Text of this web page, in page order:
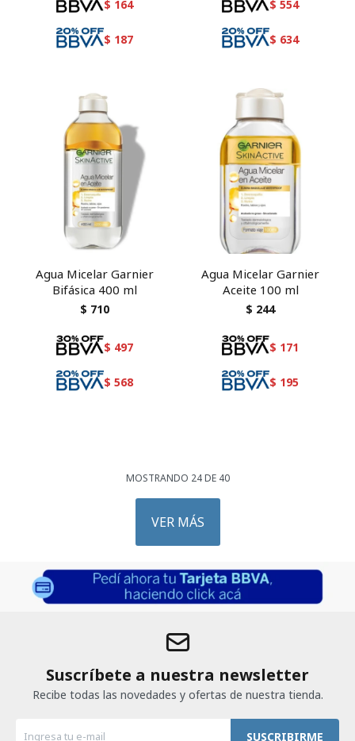
$ 164
$ 187
$ 554
$ 634
Agua Micelar Garnier
Bifásica 400 ml
$ 710
$ 497
$ 568
Agua Micelar Garnier
Aceite 100 ml
$ 244
$ 171
$ 195
MOSTRANDO 24DE 40
VER MÁS
Suscríbete a nuestra newsletter
Recibe todas las novedades y ofertas de nuestra tienda.
SUSCRIBIRME